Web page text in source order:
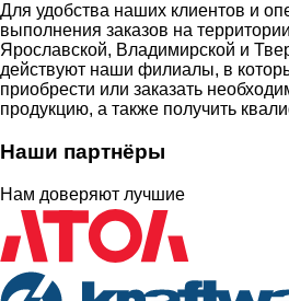
Для удобства наших клиентов и
выполнения заказов на
Ярославской, Владимирской и
действуют наши филиалы, в
приобрести или заказать
продукцию, а также получить
Наши партнёры
Нам доверяют лучшие